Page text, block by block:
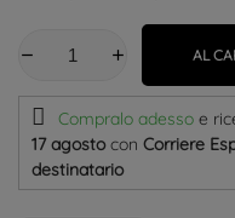
AL
Compralo adesso e
17 agosto con Corriere
destinatario